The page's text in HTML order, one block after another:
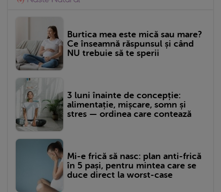
Burtica mea este mică sau mare?
Ce înseamnă răspunsul și când
NU trebuie să te sperii
3 luni înainte de concepție:
alimentație, mișcare, somn și
stres — ordinea care contează
Mi-e frică să nasc: plan anti-frică
în 5 pași, pentru mintea care se
duce direct la worst-case